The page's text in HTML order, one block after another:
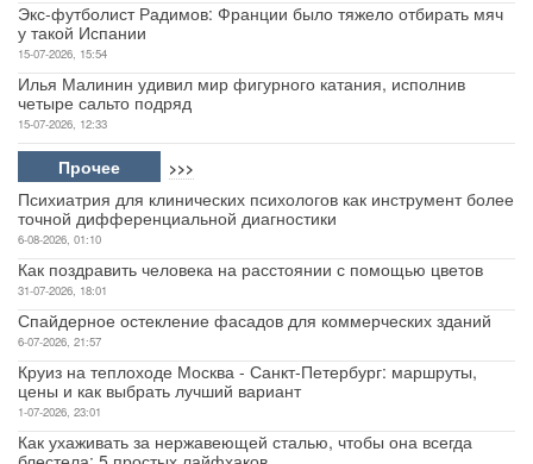
Экс-футболист Радимов: Франции было тяжело отбирать мяч
у такой Испании
15-07-2026, 15:54
Илья Малинин удивил мир фигурного катания, исполнив
четыре сальто подряд
15-07-2026, 12:33
Прочее >>>
Психиатрия для клинических психологов как инструмент более
точной дифференциальной диагностики
6-08-2026, 01:10
Как поздравить человека на расстоянии с помощью цветов
31-07-2026, 18:01
Спайдерное остекление фасадов для коммерческих зданий
6-07-2026, 21:57
Круиз на теплоходе Москва - Санкт-Петербург: маршруты,
цены и как выбрать лучший вариант
1-07-2026, 23:01
Как ухаживать за нержавеющей сталью, чтобы она всегда